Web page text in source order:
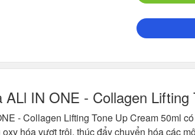
ALl IN ONE - Collagen
- Collagen Lifting Tone Up Cream 50ml
hóa vượt trội, thúc đẩy chuyển hóa các